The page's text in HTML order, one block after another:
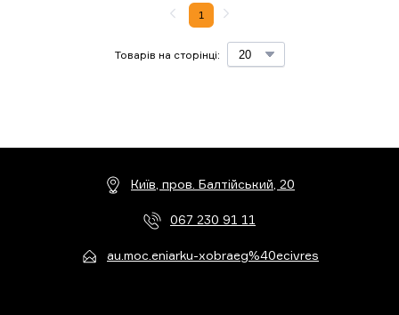
Товарів на сторінці:
1
Київ, пров. Балтійський, 20
067 230 91 11
au.moc.eniarku-xobraeg%40ecivres